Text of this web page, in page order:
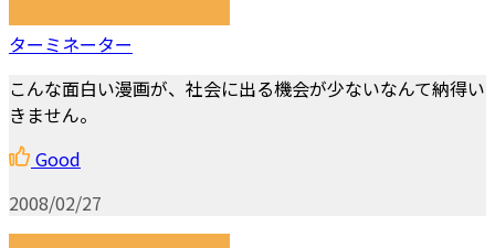
ターミネーター
こんな面白い漫画が、社会に出る機会が少ないなんて納得い
きません。
Good
2008/02/27